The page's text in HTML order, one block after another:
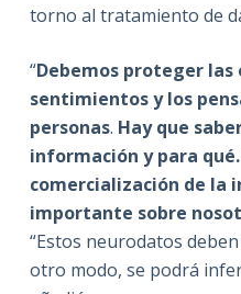
torno al tratamiento de
“Debemos proteger las
sentimientos y los
personas. Hay que
información y para
comercialización de la
importante sobre
“Estos neurodatos
otro modo, se podrá